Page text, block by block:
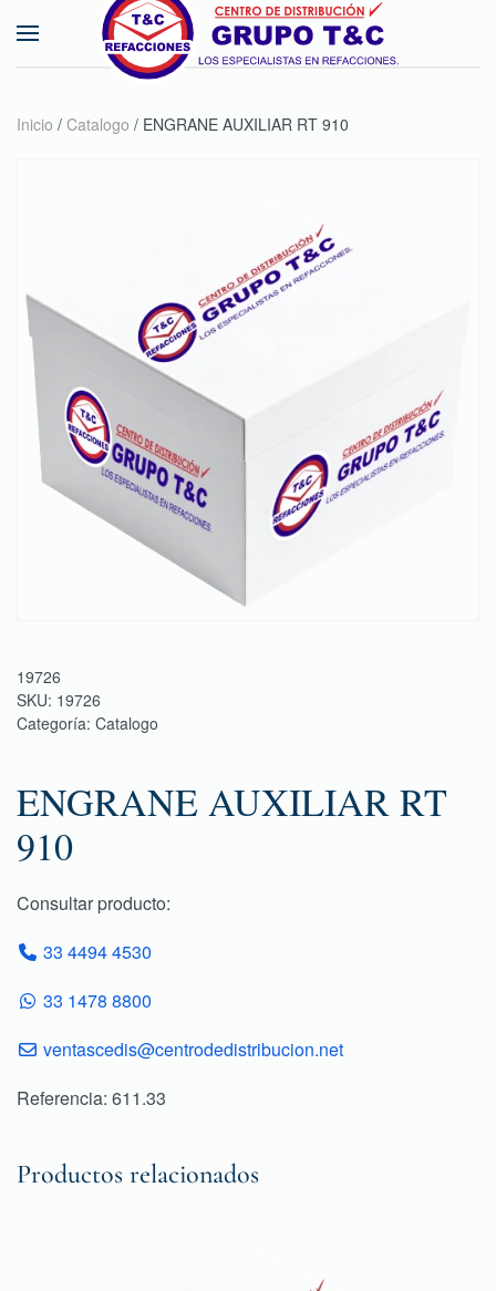
Skip to main content
Inicio / Catalogo / ENGRANE AUXILIAR RT 910
19726
SKU: 19726
Categoría: Catalogo
ENGRANE AUXILIAR RT
910
Consultar producto:
33 4494 4530
33 1478 8800
ventascedis@centrodedistribucion.net
Referencia: 611.33
Productos relacionados